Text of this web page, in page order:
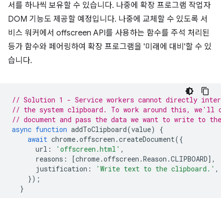
서를 하나씩 보유할 수 있습니다. 나중에 확장 프로그램 작업자
DOM 기능도 제공할 예정입니다. 나중에 교체할 수 있도록 서
비스 워커에서 offscreen API를 사용하는 함수를 주석 처리된
등가 함수와 페어링하여 확장 프로그램을 '미래에 대비'할 수 있
습니다.
// Solution 1 - Service workers cannot directly
// the system clipboard. To work around this, we'll
// document and pass the data we want to write to
async function addToClipboard(value)
{
await chrome.offscreen .createDocument({
url : 'offscreen.html' ,
reasons : [chrome.offscreen .Reason .CLIPBOARD],
justification : 'Write text to the clipboard.' ,
});
}